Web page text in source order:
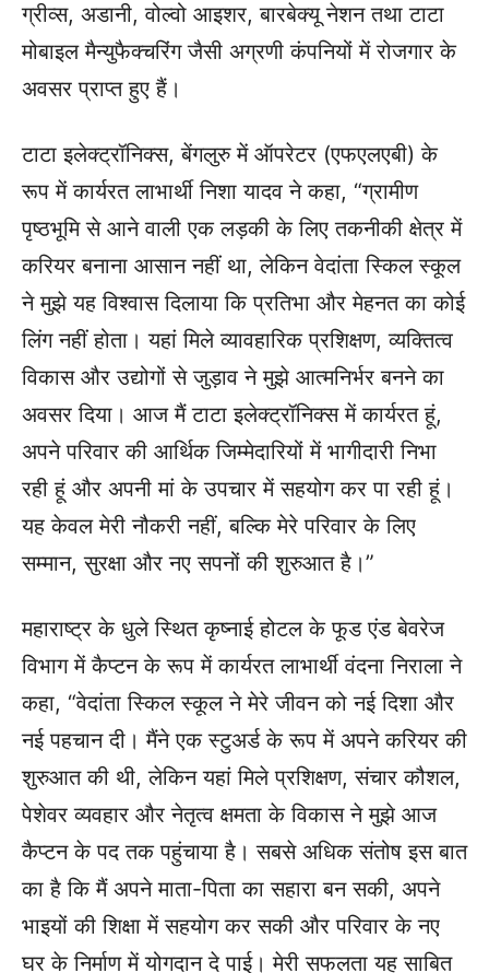
ग्रीव्स, अडानी, वोल्वो आइशर, बारबेक्यू नेशन तथा टाटा
मोबाइल मैन्युफैक्चरिंग जैसी अग्रणी कंपनियों में रोजगार के
अवसर प्राप्त हुए हैं।
टाटा इलेक्ट्रॉनिक्स, बेंगलुरु में ऑपरेटर (एफएलएबी) के
रूप में कार्यरत लाभार्थी निशा यादव ने कहा, “ग्रामीण
पृष्ठभूमि से आने वाली एक लड़की के लिए तकनीकी क्षेत्र में
करियर बनाना आसान नहीं था, लेकिन वेदांता स्किल स्कूल
ने मुझे यह विश्वास दिलाया कि प्रतिभा और मेहनत का कोई
लिंग नहीं होता। यहां मिले व्यावहारिक प्रशिक्षण, व्यक्तित्व
विकास और उद्योगों से जुड़ाव ने मुझे आत्मनिर्भर बनने का
अवसर दिया। आज मैं टाटा इलेक्ट्रॉनिक्स में कार्यरत हूं,
अपने परिवार की आर्थिक जिम्मेदारियों में भागीदारी निभा
रही हूं और अपनी मां के उपचार में सहयोग कर पा रही हूं।
यह केवल मेरी नौकरी नहीं, बल्कि मेरे परिवार के लिए
सम्मान, सुरक्षा और नए सपनों की शुरुआत है।”
महाराष्ट्र के धुले स्थित कृष्नाई होटल के फूड एंड बेवरेज
विभाग में कैप्टन के रूप में कार्यरत लाभार्थी वंदना निराला ने
कहा, “वेदांता स्किल स्कूल ने मेरे जीवन को नई दिशा और
नई पहचान दी। मैंने एक स्टुअर्ड के रूप में अपने करियर की
शुरुआत की थी, लेकिन यहां मिले प्रशिक्षण, संचार कौशल,
पेशेवर व्यवहार और नेतृत्व क्षमता के विकास ने मुझे आज
कैप्टन के पद तक पहुंचाया है। सबसे अधिक संतोष इस बात
का है कि मैं अपने माता-पिता का सहारा बन सकी, अपने
भाइयों की शिक्षा में सहयोग कर सकी और परिवार के नए
घर के निर्माण में योगदान दे पाई। मेरी सफलता यह साबित